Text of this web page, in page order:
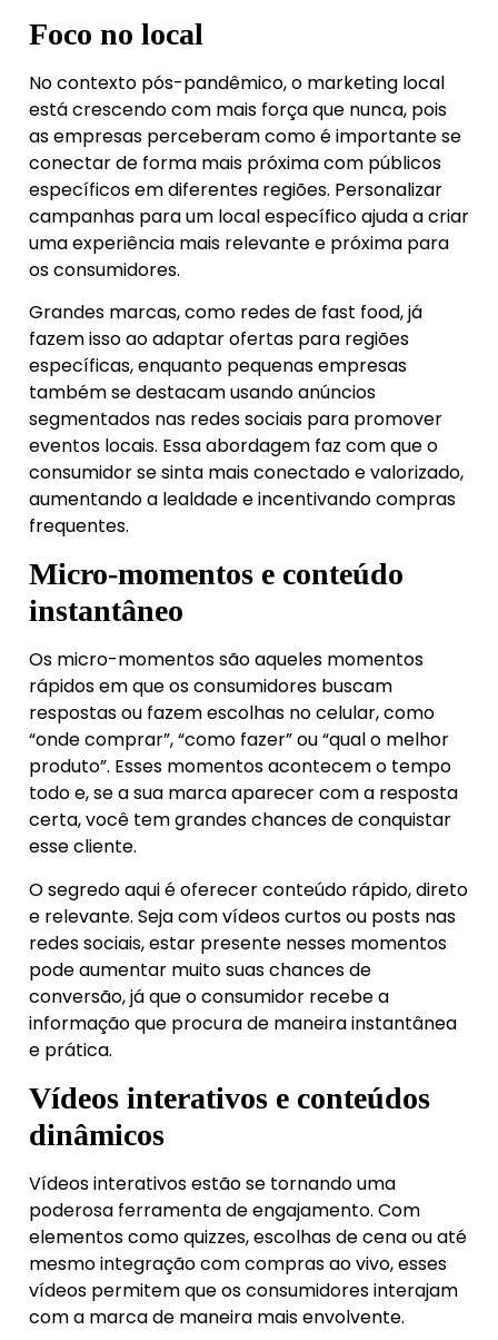
Foco no local
No contexto pós-pandêmico, o marketing local
está crescendo com mais força que nunca, pois
as empresas perceberam como é importante se
conectar de forma mais próxima com públicos
específicos em diferentes regiões. Personalizar
campanhas para um local específico ajuda a criar
uma experiência mais relevante e próxima para
os consumidores.
Grandes marcas, como redes de fast food, já
fazem isso ao adaptar ofertas para regiões
específicas, enquanto pequenas empresas
também se destacam usando anúncios
segmentados nas redes sociais para promover
eventos locais. Essa abordagem faz com que o
consumidor se sinta mais conectado e valorizado,
aumentando a lealdade e incentivando compras
frequentes.
Micro-momentos e conteúdo
instantâneo
Os micro-momentos são aqueles momentos
rápidos em que os consumidores buscam
respostas ou fazem escolhas no celular, como
“onde comprar”, “como fazer” ou “qual o melhor
produto”. Esses momentos acontecem o tempo
todo e, se a sua marca aparecer com a resposta
certa, você tem grandes chances de conquistar
esse cliente.
O segredo aqui é oferecer conteúdo rápido, direto
e relevante. Seja com vídeos curtos ou posts nas
redes sociais, estar presente nesses momentos
pode aumentar muito suas chances de
conversão, já que o consumidor recebe a
informação que procura de maneira instantânea
e prática.
Vídeos interativos e conteúdos
dinâmicos
Vídeos interativos estão se tornando uma
poderosa ferramenta de engajamento. Com
elementos como quizzes, escolhas de cena ou até
mesmo integração com compras ao vivo, esses
vídeos permitem que os consumidores interajam
com a marca de maneira mais envolvente.